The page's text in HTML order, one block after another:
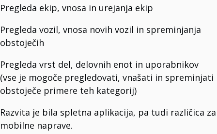
OTHER
T3 CB
Poenostavite upravljanje telekomunikacijskimi stroški.
T3 GM
Programska oprema za upravljanje vrati.
T3 Fieldwork Monitoring
T3 Museum
Upravljajte svoj muzej z enim klikom.
T3Soft Smart Systems
Raziščite svet rešitev Smart System.
Artificial Intelligence
T3 Zgrada
Vaš alat za upravljanje nekretninama.
T3 WiFi Manager
Pregleda ekip, vnosa in urejanja ekip
Pregleda vozil, vnosa novih vozil in spreminjanja
obstoječih
Pregleda vrst del, delovnih enot in uporabnikov
(vse je mogoče pregledovati, vnašati in spreminjati
obstoječe primere teh kategorij)
Razvita je bila spletna aplikacija, pa tudi različica za
mobilne naprave.